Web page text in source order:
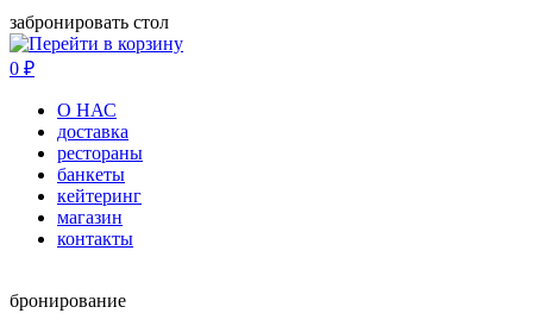
забронировать стол
0 ₽
О НАС
доставка
рестораны
банкеты
кейтеринг
магазин
контакты
бронирование